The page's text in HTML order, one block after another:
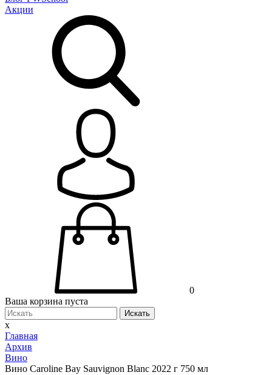
Акции
0
Ваша корзина пуста
Искать
x
Главная
Архив
Вино
Вино Caroline Bay Sauvignon Blanc 2022 г 750 мл